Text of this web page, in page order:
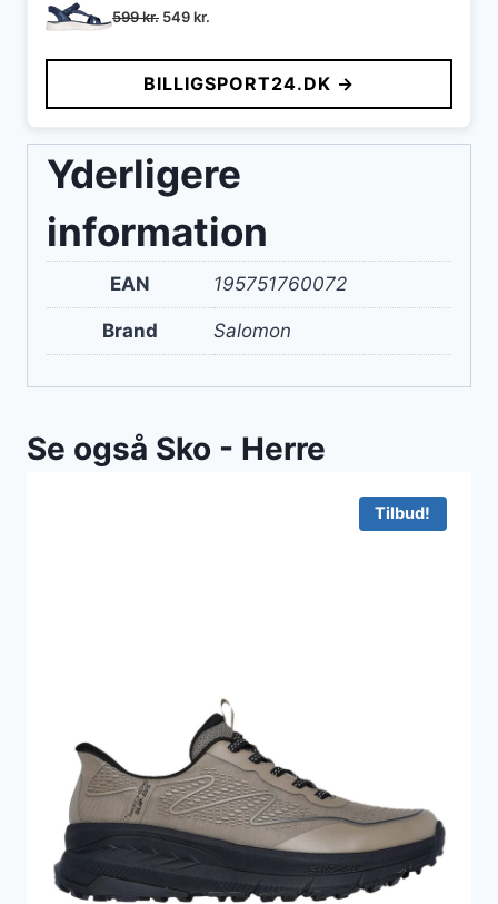
599kr. Den
pris
var:
599 kr..
549kr.
pris
er:
549 kr..
BILLIGSPORT24.DK →
Yderligere
information
EAN 195751760072
Brand Salomon
Se også Sko - Herre
Tilbud!